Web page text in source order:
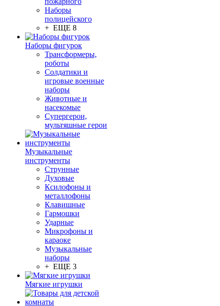
Наборы
полицейского
+ ЕЩЕ 8
Наборы фигурок
Трансформеры,
роботы
Солдатики и
игровые военные
наборы
Животные и
насекомые
Супергерои,
мультяшные герои
Музыкальные
инструменты
Струнные
Духовые
Ксилофоны и
металлофоны
Клавишные
Гармошки
Ударные
Микрофоны и
караоке
Музыкальные
наборы
+ ЕЩЕ 3
Мягкие игрушки